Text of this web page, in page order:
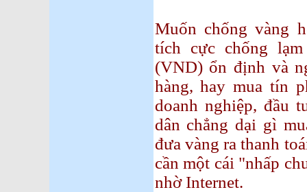
Muốn chống vàng
tích cực chống
(VND) ổn định và
hàng, hay mua tín
doanh nghiệp, đầu
dân chẳng dại gì
đưa vàng ra thanh
cần một cái "nhấp
nhờ Internet.